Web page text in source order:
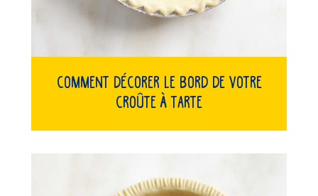
Comment décorer le bord de votre
croûte à tarte